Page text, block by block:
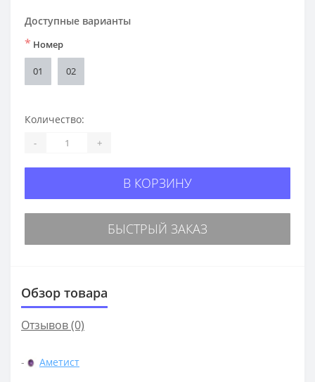
Доступные варианты
* Номер
01 02
Количество:
- +
В КОРЗИНУ
БЫСТРЫЙ ЗАКАЗ
Обзор товара
Отзывов (0)
- Аметист